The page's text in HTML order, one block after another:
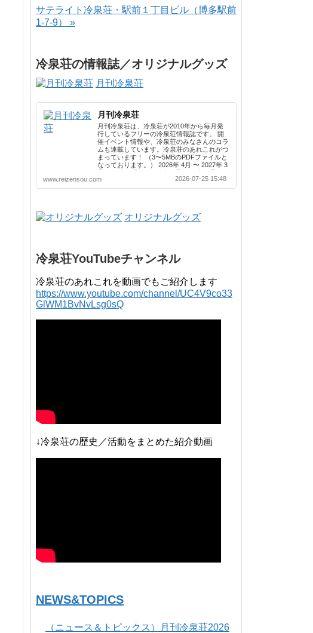
サテライト冷泉荘・駅前１丁目ビル（博多駅前
1-7-9） »
冷泉荘の情報誌／オリジナルグッズ
月刊冷泉荘
月刊冷泉荘
月刊冷泉荘は、冷泉荘が2010年から毎月発
行しているフリーの冷泉荘情報誌です。 開
催イベント情報や、冷泉荘のみなさんのコラ
ムも連載しています。冷泉荘のあれこれがつ
まっています！ （3〜5MBのPDFファイルと
なっております。） 2026年 4月 〜 2027年 3
月 2025年 4月 〜 2026年 3月 2024年 4月 〜
2025年 3月 2023年 4月 〜 2024年 3月 2022
年 4月 〜 2023年 3月 2021年 4月 〜 2022年
年 4月 〜 2018年 3月 2016年 4月 〜 2017年
3月 2015年 4月 〜 2016年 3月 2014年 4月 〜
www.reizensou.com 2026-07-25 15:48
オリジナルグッズ
冷泉荘YouTubeチャンネル
冷泉荘のあれこれを動画でもご紹介します
https://www.youtube.com/channel/UC4V9co33
GlWM1BvNvLsg0sQ
↓冷泉荘の歴史／活動をまとめた紹介動画
NEWS&TOPICS
（ニュース＆トピックス）月刊冷泉荘2026